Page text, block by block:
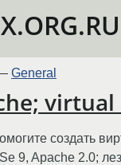
General
virtual
создать
9, Apache 2.0;